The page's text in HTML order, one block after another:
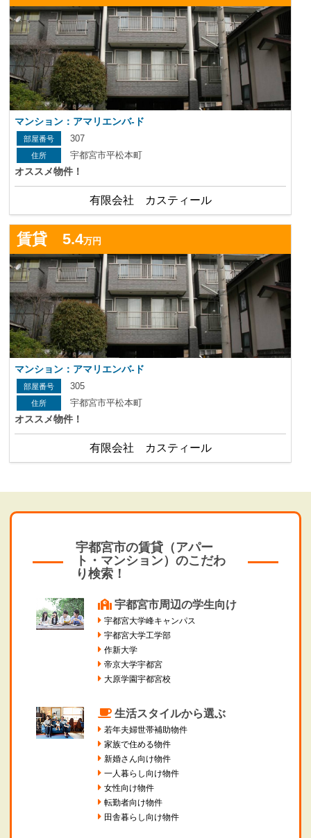
マンション：アマリエンバ-ド
307
宇都宮市平松本町
オススメ物件！
有限会社 カスティール
賃貸 5.4万円
マンション：アマリエンバ-ド
305
宇都宮市平松本町
オススメ物件！
有限会社 カスティール
宇都宮市の賃貸（アパー
ト・マンション）のこだわ
り検索！
宇都宮市周辺の学生向け
宇都宮大学峰キャンパス
宇都宮大学工学部
作新大学
帝京大学宇都宮
大原学園宇都宮校
生活スタイルから選ぶ
若年夫婦世帯補助物件
家族で住める物件
新婚さん向け物件
一人暮らし向け物件
女性向け物件
転勤者向け物件
田舎暮らし向け物件